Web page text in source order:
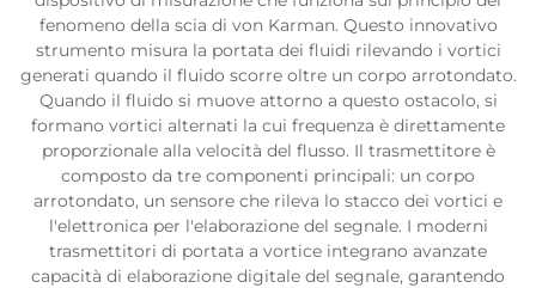
fenomeno della scia di von Karman. Questo innovativo
strumento misura la portata dei fluidi rilevando i vortici
generati quando il fluido scorre oltre un corpo arrotondato.
Quando il fluido si muove attorno a questo ostacolo, si
formano vortici alternati la cui frequenza è direttamente
proporzionale alla velocità del flusso. Il trasmettitore è
composto da tre componenti principali: un corpo
arrotondato, un sensore che rileva lo stacco dei vortici e
l'elettronica per l'elaborazione del segnale. I moderni
trasmettitori di portata a vortice integrano avanzate
capacità di elaborazione digitale del segnale, garantendo